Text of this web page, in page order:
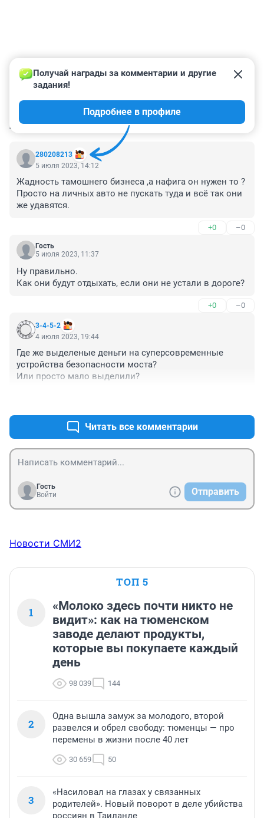
КОММЕНТАРИИ 7
280208213
Получай награды за комментарии и другие
задания!
Подробнее в профиле
5 июля 2023, 14:12
Жадность тамошнего бизнеса ,а нафига он нужен то ?
Просто на личных авто не пускать туда и всё так они
же удавятся.
+0 –0
Гость
5 июля 2023, 11:37
Ну правильно.
Как они будут отдыхать, если они не устали в дороге?
+0 –0
3-4-5-2
4 июля 2023, 19:44
Где же выделеные деньги на суперсовременные
устройства безопасности моста?
Или просто мало выделили?
Читать все комментарии
Гость
Войти
Отправить
Новости СМИ2
ТОП 5
1
«Молоко здесь почти никто не
видит»: как на тюменском
заводе делают продукты,
которые вы покупаете каждый
день
98 039 144
2
Одна вышла замуж за молодого, второй
развелся и обрел свободу: тюменцы — про
перемены в жизни после 40 лет
30 659 50
3
«Насиловал на глазах у связанных
родителей». Новый поворот в деле убийства
россиян в Таиланде